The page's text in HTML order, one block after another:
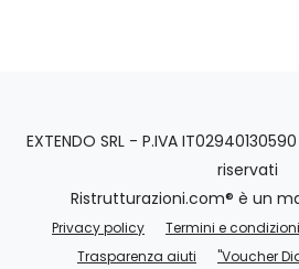
EXTENDO SRL - P.IVA
riservati
Ristrutturazioni.com® è un
Privacy policy Termini e
Trasparenza aiuti
"Voucher